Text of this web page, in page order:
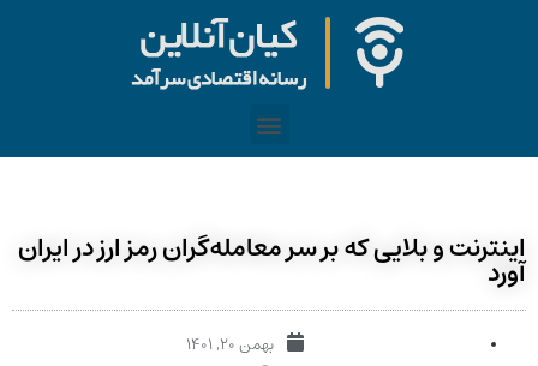
اینترنت و بلایی که بر سر معامله‌گران رمز ارز در ایران
آورد
بهمن ۲۰, ۱۴۰۱